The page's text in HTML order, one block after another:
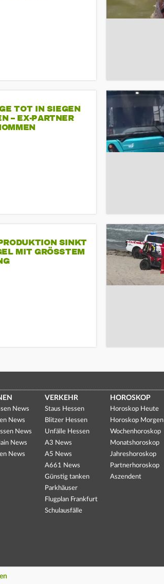
TOT IN SIEGEN
– EX-PARTNER
SINKT
MIT GRÖSSTEM R
News
News
News
News
News
VERKEHR
Staus Hessen
Blitzer Hessen
Unfälle Hessen
A3 News
A5 News
A661 News
Günstig tanken
Parkhäuser
Flugplan Frankfurt
Schulausfälle
HOROSKOP
Horoskop Heute
Horoskop Morgen
Wochenhoroskop
Monatshoroskop
Jahreshoroskop
Partnerhoroskop
Aszendent